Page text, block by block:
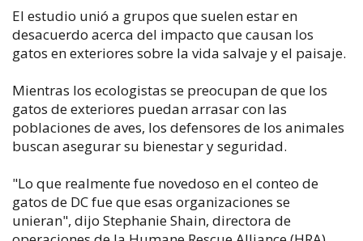
El estudio unió a grupos que suelen estar en
desacuerdo acerca del impacto que causan los
gatos en exteriores sobre la vida salvaje y el paisaje.
Mientras los ecologistas se preocupan de que los
gatos de exteriores puedan arrasar con las
poblaciones de aves, los defensores de los animales
buscan asegurar su bienestar y seguridad.
"Lo que realmente fue novedoso en el conteo de
gatos de DC fue que esas organizaciones se
unieran", dijo Stephanie Shain, directora de